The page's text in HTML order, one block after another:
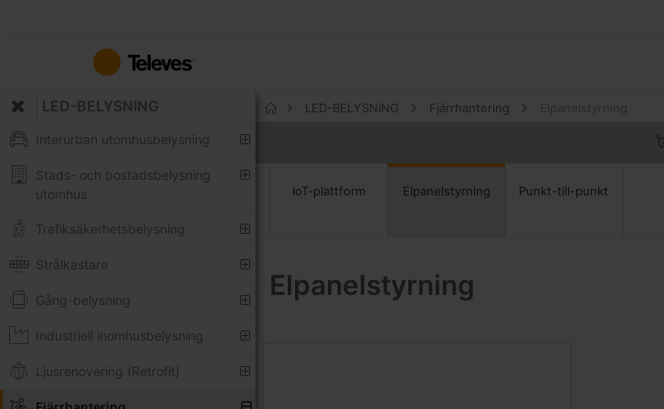
innehållet
LED-BELYSNING
Interurban utomhusbelysning
Stads- och bostadsbelysning
utomhus
Trafiksäkerhetsbelysning
Strålkastare
Gång-belysning
Industriell inomhusbelysning
Ljusrenovering (Retrofit)
LED-BELYSNING Fjärrhantering
IoT-plattform Elpanelstyrning Punkt-till-punkt
Elpanelstyrning